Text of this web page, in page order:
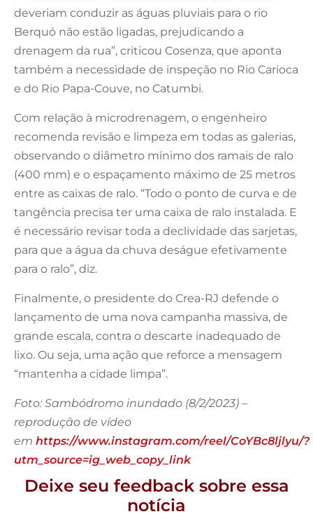
deveriam conduzir as águas pluviais para o rio
Berquó não estão ligadas, prejudicando a
drenagem da rua”, criticou Cosenza, que aponta
também a necessidade de inspeção no Rio Carioca
e do Rio Papa-Couve, no Catumbi.
Com relação à microdrenagem, o engenheiro
recomenda revisão e limpeza em todas as galerias,
observando o diâmetro mínimo dos ramais de ralo
(400 mm) e o espaçamento máximo de 25 metros
entre as caixas de ralo. “Todo o ponto de curva e de
tangência precisa ter uma caixa de ralo instalada. E
é necessário revisar toda a declividade das sarjetas,
para que a água da chuva deságue efetivamente
para o ralo”, diz.
Finalmente, o presidente do Crea-RJ defende o
lançamento de uma nova campanha massiva, de
grande escala, contra o descarte inadequado de
lixo. Ou seja, uma ação que reforce a mensagem
“mantenha a cidade limpa”.
Foto: Sambódromo inundado (8/2/2023) –
reprodução de vídeo
em https://www.instagram.com/reel/CoYBc8ljlyu/?
utm_source=ig_web_copy_link
Deixe seu feedback sobre essa
notícia